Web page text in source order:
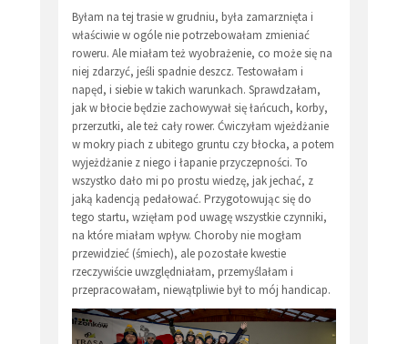
Byłam na tej trasie w grudniu, była zamarznięta i
właściwie w ogóle nie potrzebowałam zmieniać
roweru. Ale miałam też wyobrażenie, co może się na
niej zdarzyć, jeśli spadnie deszcz. Testowałam i
napęd, i siebie w takich warunkach. Sprawdzałam,
jak w błocie będzie zachowywał się łańcuch, korby,
przerzutki, ale też cały rower. Ćwiczyłam wjeżdżanie
w mokry piach z ubitego gruntu czy błocka, a potem
wyjeżdżanie z niego i łapanie przyczepności. To
wszystko dało mi po prostu wiedzę, jak jechać, z
jaką kadencją pedałować. Przygotowując się do
tego startu, wzięłam pod uwagę wszystkie czynniki,
na które miałam wpływ. Choroby nie mogłam
przewidzieć (śmiech), ale pozostałe kwestie
rzeczywiście uwzględniałam, przemyślałam i
przepracowałam, niewątpliwie był to mój handicap.